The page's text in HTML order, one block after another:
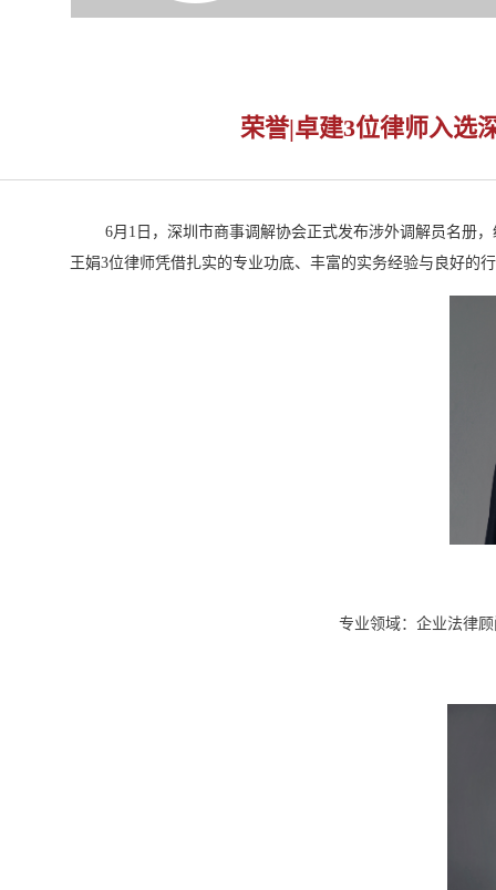
荣誉|卓建3位律师入选
6月1日，深圳市商事调解协会正式发布涉外调解员名册
王娟3位律师凭借扎实的专业功底、丰富的实务经验与良好的
专业领域：企业法律